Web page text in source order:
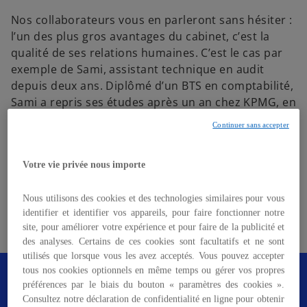
Nos collaborateurs vous en parleront sans hésiter :
l’un des plus gros avantages du cabinet, c’est la
qualité de ses relations humaines. C’est le cas par
exemple de Sami, assistant technique en audit
depuis deux ans. Diplômé d’un BTS en comptabilité,
Sami a repris ses études après un an chez KPMG, en
audit, et est aujourd’hui en alternance pour
« L’ambiance chez KPMG n’a rien à voir
mettent tout en œuvre pour que l’on se
sente bien et cette ambiance nous
pousse vers l’avant. »
Faites le choix de L'Autre Contrat et
rejoignez un Cabinet à Mission qui œuvre
pour un impact positif sur l’économie, les
’
o
u
v
r
e
d
Votre vie privée nous importe
Nous utilisons des cookies et des technologies similaires pour vous
identifier et identifier vos appareils, pour faire fonctionner notre
site, pour améliorer votre expérience et pour faire de la publicité et
des analyses. Certains de ces cookies sont facultatifs et ne sont
utilisés que lorsque vous les avez acceptés. Vous pouvez accepter
tous nos cookies optionnels en même temps ou gérer vos propres
préférences par le biais du bouton « paramètres des cookies ».
Consultez notre déclaration de confidentialité en ligne pour obtenir
Continuer sans accepter